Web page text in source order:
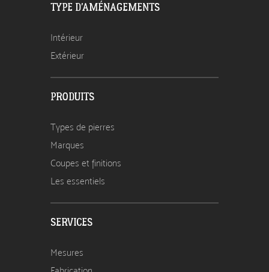
TYPE D'AMÉNAGEMENTS
Intérieur
Extérieur
PRODUITS
Types de pierres
Marques
Coupes et finitions
Les essentiels
SERVICES
Mesures